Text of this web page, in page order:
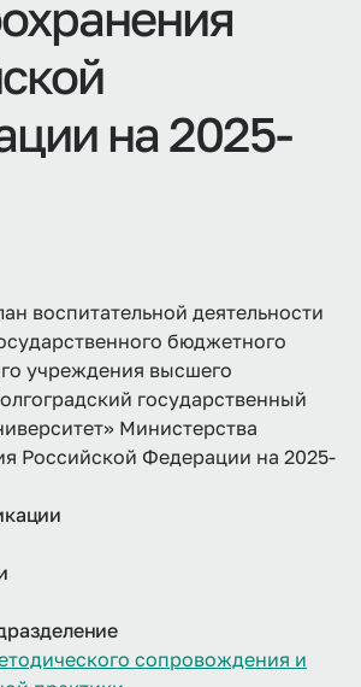
на 2025-
воспитательной деятельности
бюджетного
учреждения высшего
государственный
Министерства
Российской Федерации на 2025-
сопровождения и